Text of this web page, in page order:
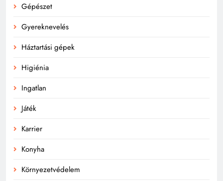
Gépészet
Gyereknevelés
Háztartási gépek
Higiénia
Ingatlan
Játék
Karrier
Konyha
Környezetvédelem